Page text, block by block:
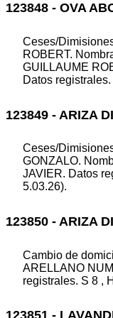
123848 - OVA
Ceses/
ROBERT.
GUILLAUME
Datos
123849 - ARIZA
Ceses/
GONZALO.
JAVIER. Datos
5.03.26).
123850 - ARIZA
Cambio de
ARELLANO
registrales. S 8 ,